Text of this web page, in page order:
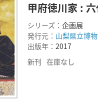
甲府徳川家 :
シリーズ： 企画展
発行元： 山梨県立博
出版年： 2017
新刊 在庫なし